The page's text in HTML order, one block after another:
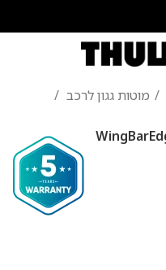
מוטות גגון לרכב